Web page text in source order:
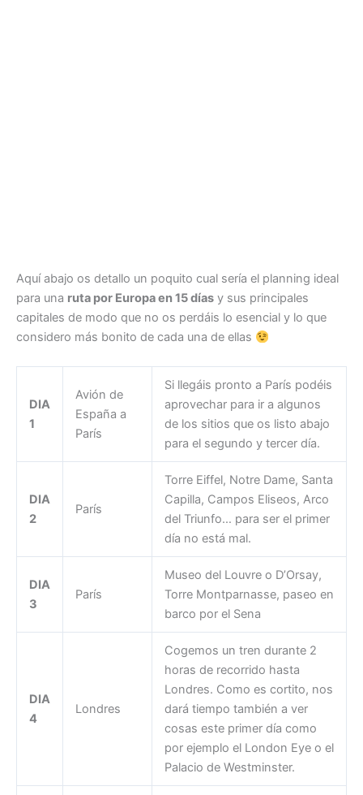
Aquí abajo os detallo un poquito cual sería el planning ideal
para una ruta por Europa en 15 días y sus principales
capitales de modo que no os perdáis lo esencial y lo que
considero más bonito de cada una de ellas
DIA
1
Avión de
España a
París
Si llegáis pronto a París podéis
aprovechar para ir a algunos
de los sitios que os listo abajo
para el segundo y tercer día.
DIA
2
París
Torre Eiffel, Notre Dame, Santa
Capilla, Campos Eliseos, Arco
del Triunfo… para ser el primer
día no está mal.
DIA
3
París
Museo del Louvre o D’Orsay,
Torre Montparnasse, paseo en
barco por el Sena
DIA
4
Londres
Cogemos un tren durante 2
horas de recorrido hasta
Londres. Como es cortito, nos
dará tiempo también a ver
cosas este primer día como
por ejemplo el London Eye o el
Palacio de Westminster.